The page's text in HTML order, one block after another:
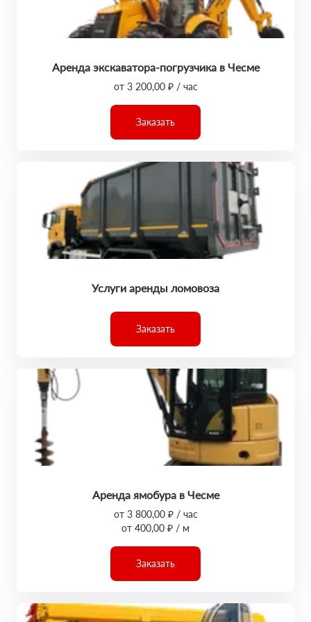
Аренда экскаватора-погрузчика в Чесме
от 3 200,00 ₽ / час
Заказать
Услуги аренды ломовоза
Заказать
Аренда ямобура в Чесме
от 3 800,00 ₽ / час
от 400,00 ₽ / м
Заказать